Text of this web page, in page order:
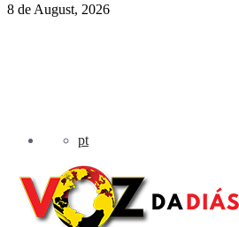
8 de August, 2026
pt